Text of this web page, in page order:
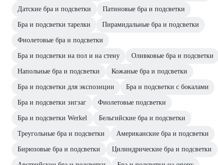
Датские бра и подсветки Патиновые бра и подсветки
Бра и подсветки тарелки Пирамидальные бра и подсветки
Фиолетовые бра и подсветки
Бра и подсветки на пол и на стену Оливковые бра и подсветки
Напольные бра и подсветки Кожаные бра и подсветки
Бра и подсветки для экспозиции Бра и подсветки с бокалами
Бра и подсветки зигзаг Фиолетовые подсветки
Бра и подсветки Werkel Бельгийские бра и подсветки
Треугольные бра и подсветки Американские бра и подсветки
Бирюзовые бра и подсветки Цилиндрические бра и подсветки